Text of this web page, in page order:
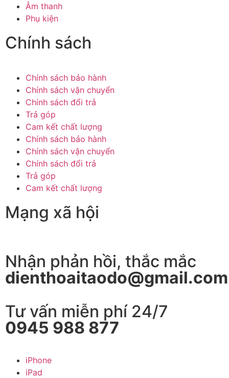
Âm thanh
Phụ kiện
Chính sách
Chính sách bảo hành
Chính sách vận chuyển
Chính sách đổi trả
Trả góp
Cam kết chất lượng
Chính sách bảo hành
Chính sách vận chuyển
Chính sách đổi trả
Trả góp
Cam kết chất lượng
Mạng xã hội
Nhận phản hồi, thắc mắc
dienthoaitaodo@gmail.com
Tư vấn miễn phí 24/7
0945 988 877
iPhone
iPad